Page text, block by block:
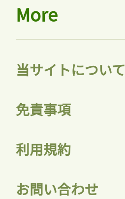
More
当サイトについて
免責事項
利用規約
お問い合わせ